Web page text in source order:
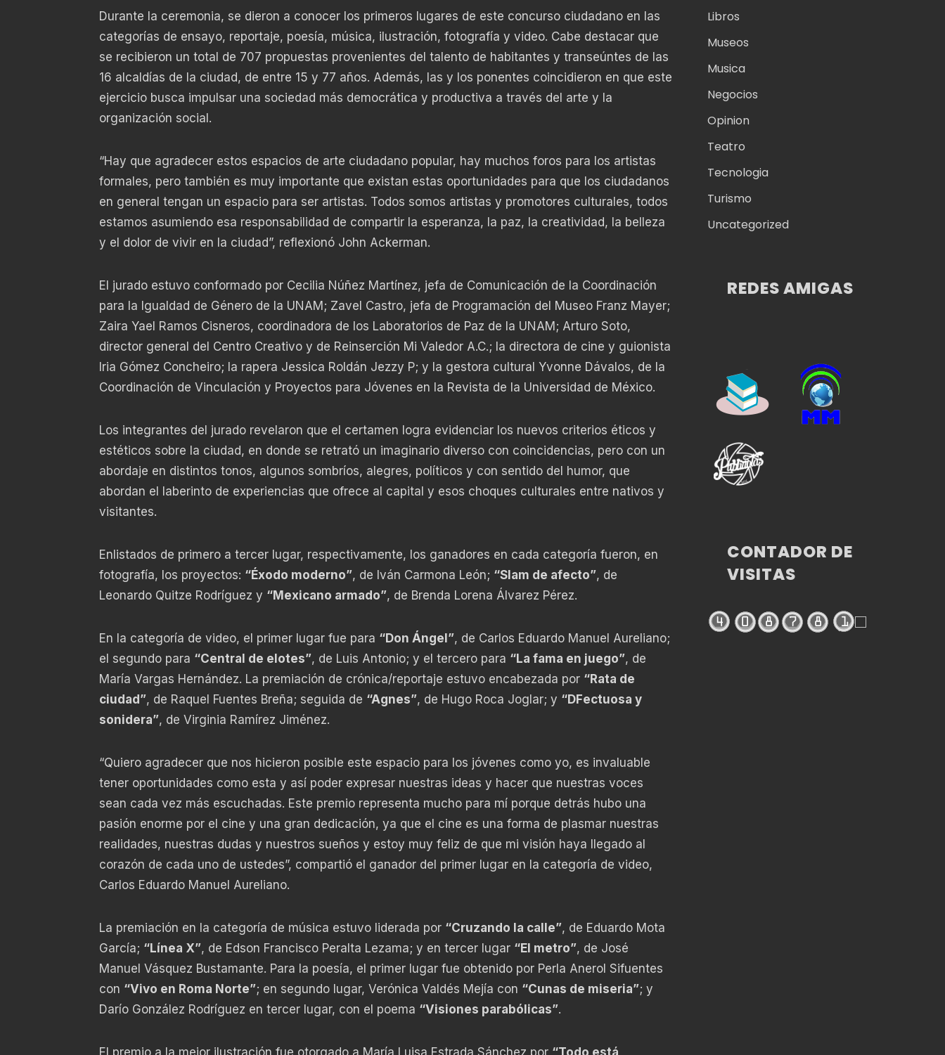
Durante la ceremonia, se dieron a conocer los primeros lugares de este concurso ciudadano en las
categorías de ensayo, reportaje, poesía, música, ilustración, fotografía y video. Cabe destacar que
se recibieron un total de 707 propuestas provenientes del talento de habitantes y transeúntes de las
16 alcaldías de la ciudad, de entre 15 y 77 años. Además, las y los ponentes coincidieron en que este
ejercicio busca impulsar una sociedad más democrática y productiva a través del arte y la
organización social.
“Hay que agradecer estos espacios de arte ciudadano popular, hay muchos foros para los artistas
formales, pero también es muy importante que existan estas oportunidades para que los ciudadanos
en general tengan un espacio para ser artistas. Todos somos artistas y promotores culturales, todos
estamos asumiendo esa responsabilidad de compartir la esperanza, la paz, la creatividad, la belleza
y el dolor de vivir en la ciudad”, reflexionó John Ackerman.
El jurado estuvo conformado por Cecilia Núñez Martínez, jefa de Comunicación de la Coordinación
para la Igualdad de Género de la UNAM; Zavel Castro, jefa de Programación del Museo Franz Mayer;
Zaira Yael Ramos Cisneros, coordinadora de los Laboratorios de Paz de la UNAM; Arturo Soto,
director general del Centro Creativo y de Reinserción Mi Valedor A.C.; la directora de cine y guionista
Iria Gómez Concheiro; la rapera Jessica Roldán Jezzy P; y la gestora cultural Yvonne Dávalos, de la
Coordinación de Vinculación y Proyectos para Jóvenes en la Revista de la Universidad de México.
Los integrantes del jurado revelaron que el certamen logra evidenciar los nuevos criterios éticos y
estéticos sobre la ciudad, en donde se retrató un imaginario diverso con coincidencias, pero con un
abordaje en distintos tonos, algunos sombríos, alegres, políticos y con sentido del humor, que
abordan el laberinto de experiencias que ofrece al capital y esos choques culturales entre nativos y
visitantes.
Enlistados de primero a tercer lugar, respectivamente, los ganadores en cada categoría fueron, en
fotografía, los proyectos: “Éxodo moderno”, de Iván Carmona León; “Slam de afecto”, de
Leonardo Quitze Rodríguez y “Mexicano armado”, de Brenda Lorena Álvarez Pérez.
En la categoría de video, el primer lugar fue para “Don Ángel”, de Carlos Eduardo Manuel Aureliano;
el segundo para “Central de elotes”, de Luis Antonio; y el tercero para “La fama en juego”, de
María Vargas Hernández. La premiación de crónica/reportaje estuvo encabezada por “Rata de
ciudad”, de Raquel Fuentes Breña; seguida de “Agnes”, de Hugo Roca Joglar; y “DFectuosa y
sonidera”, de Virginia Ramírez Jiménez.
“Quiero agradecer que nos hicieron posible este espacio para los jóvenes como yo, es invaluable
tener oportunidades como esta y así poder expresar nuestras ideas y hacer que nuestras voces
sean cada vez más escuchadas. Este premio representa mucho para mí porque detrás hubo una
pasión enorme por el cine y una gran dedicación, ya que el cine es una forma de plasmar nuestras
realidades, nuestras dudas y nuestros sueños y estoy muy feliz de que mi visión haya llegado al
corazón de cada uno de ustedes”, compartió el ganador del primer lugar en la categoría de video,
Carlos Eduardo Manuel Aureliano.
La premiación en la categoría de música estuvo liderada por “Cruzando la calle”, de Eduardo Mota
García; “Línea X”, de Edson Francisco Peralta Lezama; y en tercer lugar “El metro”, de José
Manuel Vásquez Bustamante. Para la poesía, el primer lugar fue obtenido por Perla Anerol Sifuentes
con “Vivo en Roma Norte”; en segundo lugar, Verónica Valdés Mejía con “Cunas de miseria”; y
Darío González Rodríguez en tercer lugar, con el poema “Visiones parabólicas”.
El premio a la mejor ilustración fue otorgado a María Luisa Estrada Sánchez por “Todo está
Libros
Museos
Musica
Negocios
Opinion
Teatro
Tecnologia
Turismo
Uncategorized
REDES AMIGAS
CONTADOR DE
VISITAS